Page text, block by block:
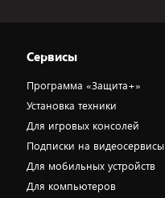
Сервисы
Программа «Защита+»
Установка техники
Для игровых консолей
Подписки на видеосервисы
Для мобильных устройств
Для компьютеров